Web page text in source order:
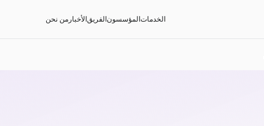
الخدماتالمؤسسونالفريقالأخبار من نحن